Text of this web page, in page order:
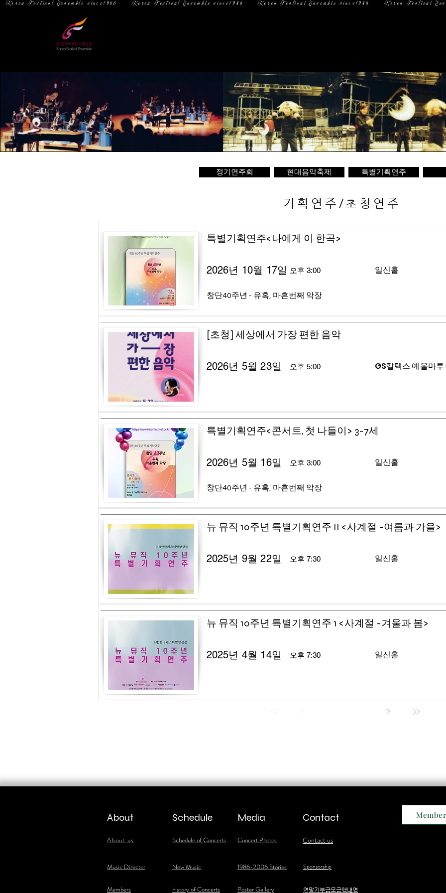
  Korea Festival Ensemble since1986
정기연주회 현대음악축제 특별기획연주
기획연주/초청연주
특별기획연주<나에게 이 한곡>
오후 3:00
2026년 10월 17일 일신홀
창단40주년 - 유혹, 마흔번째 악장
[초청] 세상에서 가장 편한 음악
오후 5:00
2026년 5월 23일 GS칼텍스 예울마
특별기획연주<콘서트, 첫 나들이> 3-7세
오후 3:00
2026년 5월 16일 일신홀
창단40주년 - 유혹, 마흔번째 악장
뉴 뮤직 10주년 특별기획연주 II <사계절 -여름과 가을>
오후 7:30
2025년 9월 22일 일신홀
뉴 뮤직 10주년 특별기획연주 1 <사계절 -겨울과 봄>
오후 7:30
2025년 4월 14일 일신홀
About
About us
​Music Director
​Members
Schedule
Schedule of Concerts
Media
Concert Photos
Contact
Contact us
New Music 1986-2006 Stories Sponsorship
history of Concerts Poster Gallery ​연말기부금모금액내역